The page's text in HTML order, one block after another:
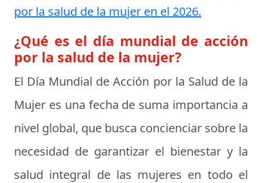
por la salud de la mujer en el 2026.
¿Qué es el día mundial de acción
por la salud de la mujer?
El Día Mundial de Acción por la Salud de la
Mujer es una fecha de suma importancia a
nivel global, que busca concienciar sobre la
necesidad de garantizar el bienestar y la
salud integral de las mujeres en todo el